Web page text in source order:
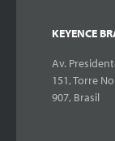
KEYENCE
Av.
151, Torre
907, Brasil